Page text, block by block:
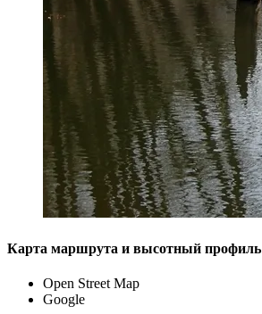
Карта маршрута и высотный профиль
Open Street Map
Google